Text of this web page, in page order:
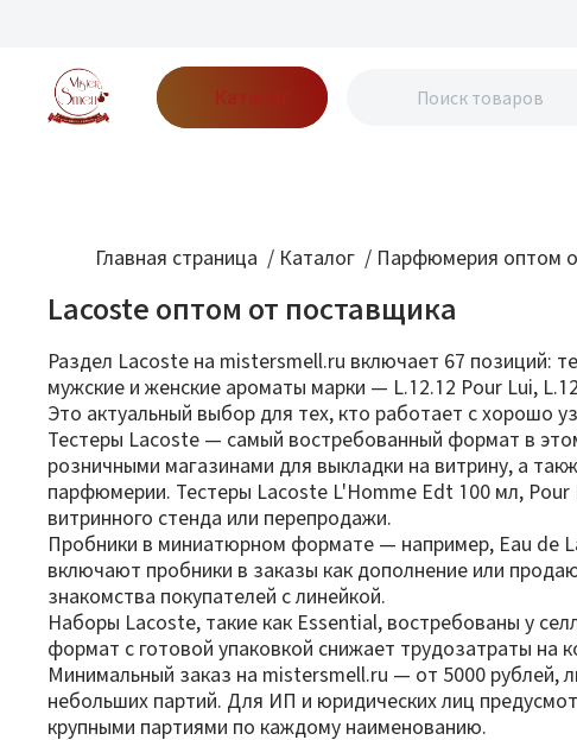
Каталог
Главная страница / Каталог / Парфюмерия оптом
Lacoste оптом от поставщика
Раздел Lacoste на mistersmell.ru включает 67 позиций:
мужские и женские ароматы марки — L.12.12 Pour Lui,
Это актуальный выбор для тех, кто работает с хорошо
Тестеры Lacoste — самый востребованный формат в
розничными магазинами для выкладки на витрину, а
парфюмерии. Тестеры Lacoste L'Homme Edt 100 мл,
витринного стенда или перепродажи.
Пробники в миниатюрном формате — например, Eau de
включают пробники в заказы как дополнение или
знакомства покупателей с линейкой.
Наборы Lacoste, такие как Essential, востребованы у
формат с готовой упаковкой снижает трудозатраты на
Минимальный заказ на mistersmell.ru — от 5000 рублей,
небольших партий. Для ИП и юридических лиц
крупными партиями по каждому наименованию.